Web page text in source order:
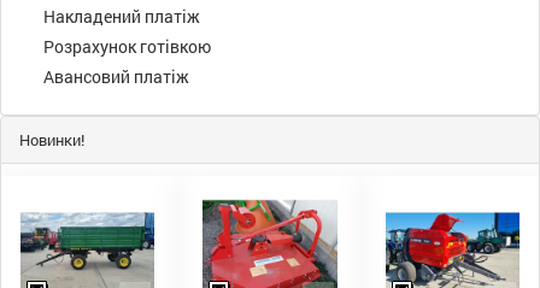
Накладений платіж
Розрахунок готівкою
Авансовий платіж
Новинки!